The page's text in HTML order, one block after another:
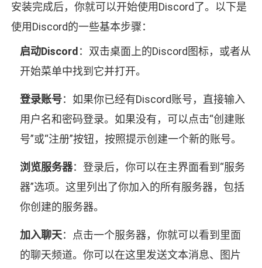
安装完成后，你就可以开始使用Discord了。以下是
使用Discord的一些基本步骤：
启动Discord ：双击桌面上的Discord图标，或者从
开始菜单中找到它并打开。
登录账号：如果你已经有Discord账号，直接输入
用户名和密码登录。如果没有，可以点击“创建账
号”或“注册”按钮，按照提示创建一个新的账号。
浏览服务器：登录后，你可以在主界面看到“服务
器”选项。这里列出了你加入的所有服务器，包括
你创建的服务器。
加入聊天：点击一个服务器，你就可以看到里面
的聊天频道。你可以在这里发送文本消息、图片